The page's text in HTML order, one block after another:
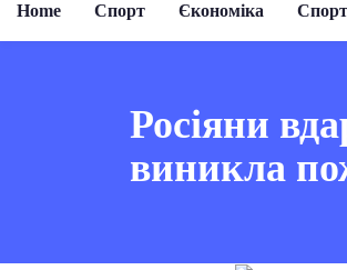
Home Спорт Єкономіка Спорт
Росіяни
виникла